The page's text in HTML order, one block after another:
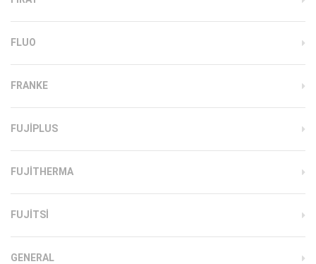
FLUO
FRANKE
FUJIPLUS
FUJITHERMA
FUJITSI
GENERAL